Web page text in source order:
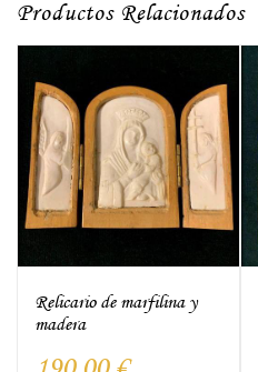
Productos Relacionados
Relicario de marfilina y
madera